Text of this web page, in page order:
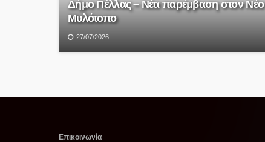
Δήμο Πέλλας – Νέα παρέμβαση στον Νέο
Μυλότοπο
27/07/2026
Επικοινωνία